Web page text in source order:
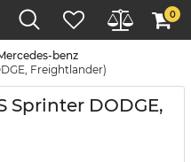
0
benz
Freightlander)
Sprinter DODGE,